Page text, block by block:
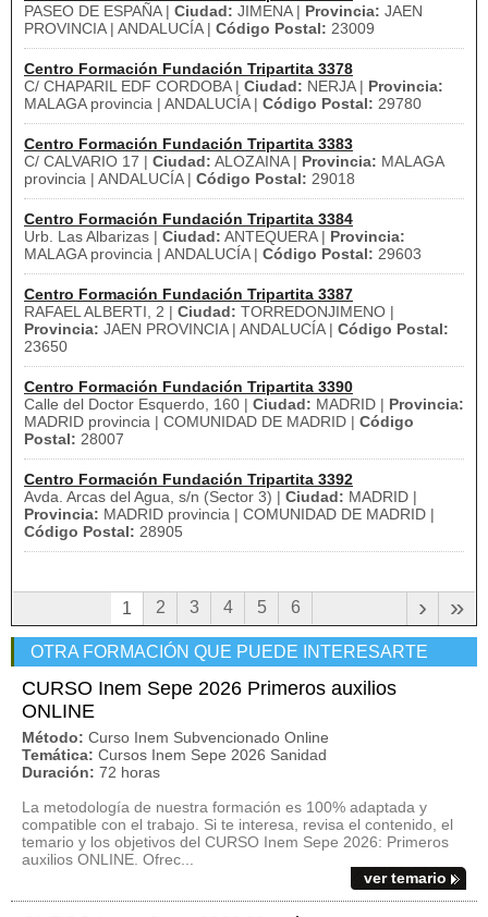
PASEO DE ESPAÑA | Ciudad: JIMENA | Provincia: JAEN
PROVINCIA | ANDALUCÍA | Código Postal: 23009
Centro Formación Fundación Tripartita 3378
C/ CHAPARIL EDF CORDOBA | Ciudad: NERJA | Provincia:
MALAGA provincia | ANDALUCÍA | Código Postal: 29780
Centro Formación Fundación Tripartita 3383
C/ CALVARIO 17 | Ciudad: ALOZAINA | Provincia: MALAGA
provincia | ANDALUCÍA | Código Postal: 29018
Centro Formación Fundación Tripartita 3384
Urb. Las Albarizas | Ciudad: ANTEQUERA | Provincia:
MALAGA provincia | ANDALUCÍA | Código Postal: 29603
Centro Formación Fundación Tripartita 3387
RAFAEL ALBERTI, 2 | Ciudad: TORREDONJIMENO |
Provincia: JAEN PROVINCIA | ANDALUCÍA | Código Postal:
23650
Centro Formación Fundación Tripartita 3390
Calle del Doctor Esquerdo, 160 | Ciudad: MADRID | Provincia:
MADRID provincia | COMUNIDAD DE MADRID | Código
Postal: 28007
Centro Formación Fundación Tripartita 3392
Avda. Arcas del Agua, s/n (Sector 3) | Ciudad: MADRID |
Provincia: MADRID provincia | COMUNIDAD DE MADRID |
Código Postal: 28905
1 2 3 4 5 6 »
›
OTRA FORMACIÓN QUE PUEDE INTERESARTE
CURSO Inem Sepe 2026 Primeros auxilios
ONLINE
Método: Curso Inem Subvencionado Online
Temática: Cursos Inem Sepe 2026 Sanidad
Duración: 72 horas
La metodología de nuestra formación es 100% adaptada y
compatible con el trabajo. Si te interesa, revisa el contenido, el
temario y los objetivos del CURSO Inem Sepe 2026: Primeros
auxilios ONLINE. Ofrec...
ver temario